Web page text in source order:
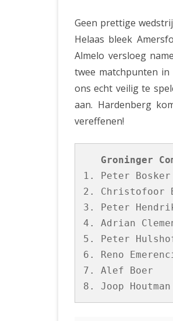
Geen prettige
Helaas bleek
Almelo versloeg
twee matchpunten
ons echt veilig te
aan. Hardenberg
vereffenen!
Groninger
1. Peter
2.
3. Peter
4. Adrian
5. Peter
6. Reno
7. Alef Boer